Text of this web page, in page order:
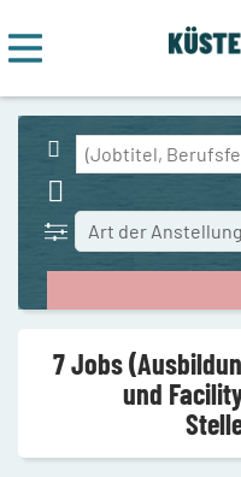
Art der Anstellung
7 Jobs
und